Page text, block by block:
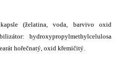
(želatina, voda, barvivo oxid
hydroxypropylmethylcelulosa
hořečnatý, oxid křemičitý.